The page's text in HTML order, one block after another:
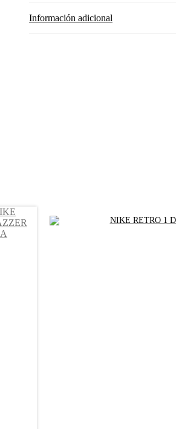
Información adicional